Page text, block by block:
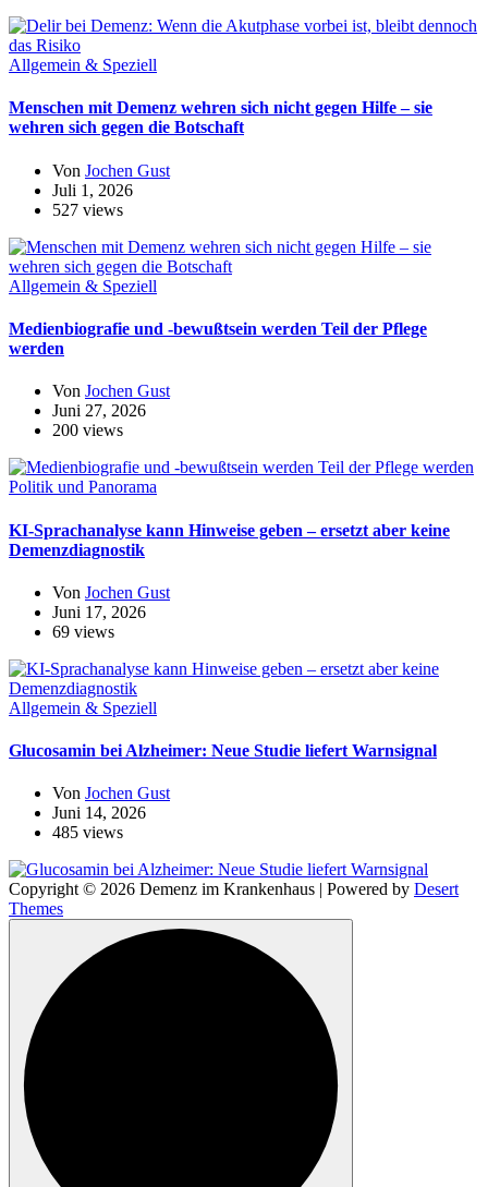
Allgemein & Speziell
Menschen mit Demenz wehren sich nicht gegen Hilfe – sie
wehren sich gegen die Botschaft
Von Jochen Gust
Juli 1, 2026
527 views
Allgemein & Speziell
Medienbiografie und -bewußtsein werden Teil der Pflege
werden
Von Jochen Gust
Juni 27, 2026
200 views
Politik und Panorama
KI-Sprachanalyse kann Hinweise geben – ersetzt aber keine
Demenzdiagnostik
Von Jochen Gust
Juni 17, 2026
69 views
Allgemein & Speziell
Glucosamin bei Alzheimer: Neue Studie liefert Warnsignal
Von Jochen Gust
Juni 14, 2026
485 views
Copyright © 2026 Demenz im Krankenhaus | Powered by Desert
Themes